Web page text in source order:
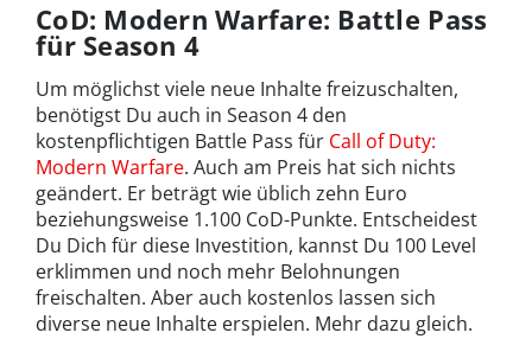
CoD: Modern Warfare: Battle Pass
für Season 4
Um möglichst viele neue Inhalte freizuschalten,
benötigst Du auch in Season 4 den
kostenpflichtigen Battle Pass für Call of Duty:
Modern Warfare. Auch am Preis hat sich nichts
geändert. Er beträgt wie üblich zehn Euro
beziehungsweise 1.100 CoD-Punkte. Entscheidest
Du Dich für diese Investition, kannst Du 100 Level
erklimmen und noch mehr Belohnungen
freischalten. Aber auch kostenlos lassen sich
diverse neue Inhalte erspielen. Mehr dazu gleich.